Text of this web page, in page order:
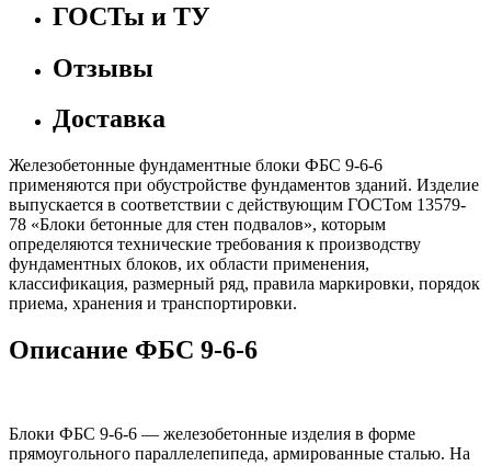
ГОСТы и ТУ
Отзывы
Доставка
Железобетонные фундаментные блоки ФБС 9-6-6
применяются при обустройстве фундаментов зданий. Изделие
выпускается в соответствии с действующим ГОСТом 13579-
78 «Блоки бетонные для стен подвалов», которым
определяются технические требования к производству
фундаментных блоков, их области применения,
классификация, размерный ряд, правила маркировки, порядок
приема, хранения и транспортировки.
Описание ФБС 9-6-6
Блоки ФБС 9-6-6 — железобетонные изделия в форме
прямоугольного параллелепипеда, армированные сталью. На